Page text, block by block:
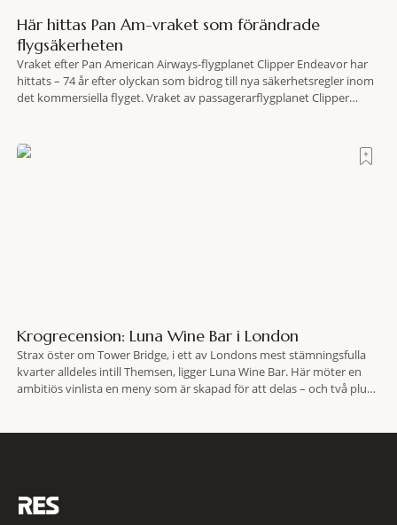
Här hittas Pan Am-vraket som förändrade
flygsäkerheten
Vraket efter Pan American Airways-flygplanet Clipper Endeavor har
hittats – 74 år efter olyckan som bidrog till nya säkerhetsregler inom
det kommersiella flyget. Vraket av passagerarflygplanet Clipper
lokaliserades den 2 juni i år med hjälp
Krogrecension: Luna Wine Bar i London
Strax öster om Tower Bridge, i ett av Londons mest stämningsfulla
kvarter alldeles intill Themsen, ligger Luna Wine Bar. Här möter en
ambitiös vinlista en meny som är skapad för att delas – och två plus